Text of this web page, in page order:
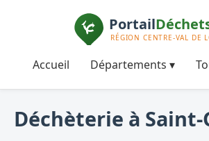
Accueil Départements ▾
Déchèterie à Saint-